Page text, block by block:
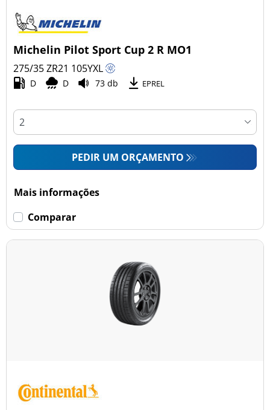
Michelin Pilot Sport Cup 2 R MO1
275/35 ZR21 105YXL
D D 73 db EPREL
PEDIR UM ORÇAMENTO
Mais informações
Comparar